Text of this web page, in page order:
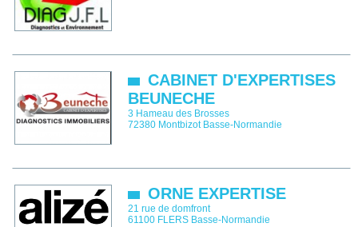
CABINET D'EXPERTISES
BEUNECHE
3 Hameau des Brosses
72380 Montbizot Basse-Normandie
ORNE EXPERTISE
21 rue de domfront
61100 FLERS Basse-Normandie